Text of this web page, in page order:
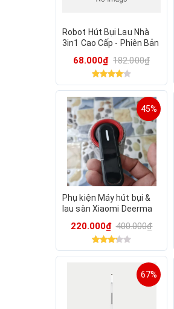
Robot Hút Bụi Lau Nhà
3in1 Cao Cấp - Phiên Bản
Minh(Mua về cho trẻ con
68.000₫ 182.000₫
45%
Phụ kiện Máy hút bụi &
lau sàn Xiaomi Deerma
lọc gió Mova X40 Plus
220.000₫ 400.000₫
67%